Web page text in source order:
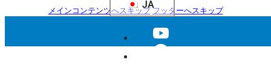
メインコンテンツへスキップフッターへスキップ
JA